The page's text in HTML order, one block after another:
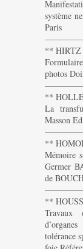
système
Paris
**
photos
**
La
Masson
**
Mémoire
Germer
de
**
Travaux
tolérance